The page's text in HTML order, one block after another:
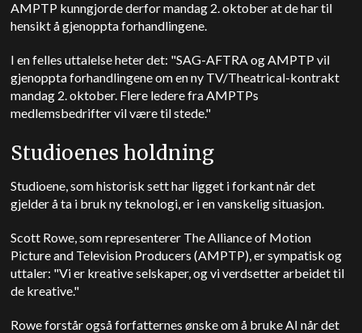
AMPTP kunngjorde derfor mandag 2. oktober at de har til
hensikt å gjenoppta forhandlingene.
I en felles uttalelse heter det: "SAG-AFTRA og AMPTP vil
gjenoppta forhandlingene om en ny TV/Theatrical-kontrakt
mandag 2. oktober. Flere ledere fra AMPTPs
medlemsbedrifter vil være til stede."
Studioenes holdning
Studioene, som historisk sett har ligget i forkant når det
gjelder å ta i bruk ny teknologi, er i en vanskelig situasjon.
Scott Rowe, som representerer The Alliance of Motion
Picture and Television Producers (AMPTP), er sympatisk og
uttaler: "Vi er kreative selskaper, og vi verdsetter arbeidet til
de kreative."
Rowe forstår også forfatternes ønske om å bruke AI når det